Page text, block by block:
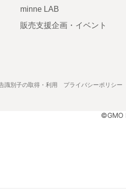
minne LAB
販売支援企画・イベント
識別子の取得・利用 プライバシーポリシー
©GMO